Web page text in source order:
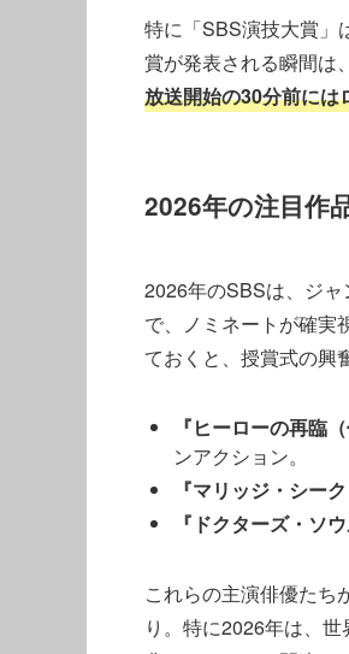
特に「SBS演技大賞」
賞が発表される瞬間は
放送開始の30分前には
2026年の注目作
2026年のSBSは、ジ
で、ノミネートが確実
ておくと、授賞式の興
『ヒーローの再臨（
ンアクション。
『マリッジ・シーク
『ドクターズ・ソウ
これらの主演俳優たち
り。特に2026年は、